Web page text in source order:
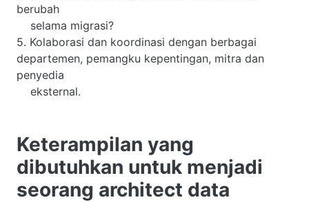
berubah
selama migrasi?
5. Kolaborasi dan koordinasi dengan berbagai
departemen, pemangku kepentingan, mitra dan
penyedia
eksternal.
Keterampilan yang
dibutuhkan untuk menjadi
seorang architect data